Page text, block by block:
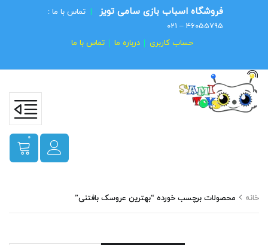
فروشگاه اسباب بازی سامی تویز | تماس با ما :
46055795 – 021
حساب کاربری
درباره ما تماس با ما
0
خانه محصولات برچسب خورده “بهترین عروسک بافتنی”